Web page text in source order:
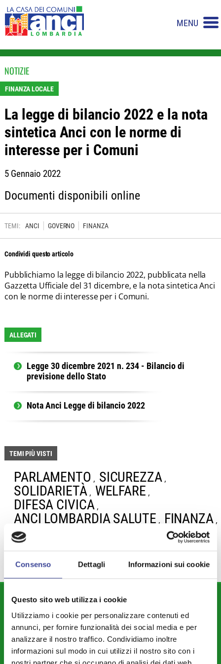
Consenso Dettagli Informazioni sui cookie
Questo sito web utilizza i cookie
Utilizziamo i cookie per personalizzare contenuti ed
annunci, per fornire funzionalità dei social media e per
analizzare il nostro traffico. Condividiamo inoltre
informazioni sul modo in cui utilizzi il nostro sito con i
MENU
NOTIZIE
FINANZA LOCALE
La legge di bilancio 2022 e la nota
sintetica Anci con le norme di
interesse per i Comuni
5 Gennaio 2022
Documenti disponibili online
TEMI: ANCI GOVERNO FINANZA
Condividi questo articolo
Pubblichiamo la legge di bilancio 2022, pubblicata nella
Gazzetta Ufficiale del 31 dicembre, e la nota sintetica Anci
con le norme di interesse per i Comuni.
ALLEGATI
Legge 30 dicembre 2021 n. 234 - Bilancio di
previsione dello Stato
Nota Anci Legge di bilancio 2022
TEMI PIÙ VISTI
PARLAMENTO , SICUREZZA ,
SOLIDARIETÀ , WELFARE ,
DIFESA CIVICA ,
ANCI LOMBARDIA SALUTE , FINANZA ,
OLIMPIADI PARI OPPORTUNITÀ
DIPARTIMENTI
Attività Istituzionale ANCI Lombardia
Cultura - Turismo - Sport - Politiche Giovanili
Welfare di Comunità - Pari Opportunità